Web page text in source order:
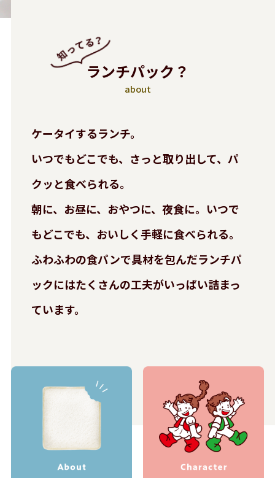
ランチパック？
about
ケータイするランチ。
いつでもどこでも、さっと取り出して、パ
クッと食べられる。
朝に、お昼に、おやつに、夜食に。いつで
もどこでも、おいしく手軽に食べられる。
ふわふわの食パンで具材を包んだランチパ
ックにはたくさんの工夫がいっぱい詰まっ
ています。